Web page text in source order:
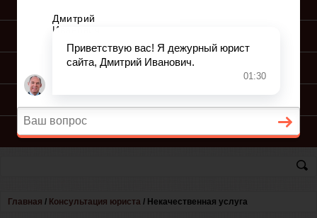
ПОДАЧА ИСКА
КОНСУЛЬТАЦИЯ ЮРИСТА
Главная / Консультация юриста / Некачественная услуга